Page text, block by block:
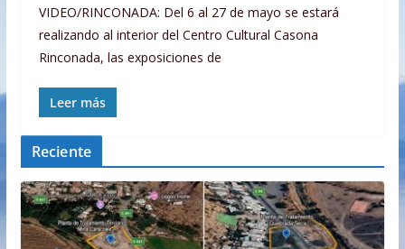
VIDEO/RINCONADA: Del 6 al 27 de mayo se estará
realizando al interior del Centro Cultural Casona
Rinconada, las exposiciones de
Leer más
Reciente